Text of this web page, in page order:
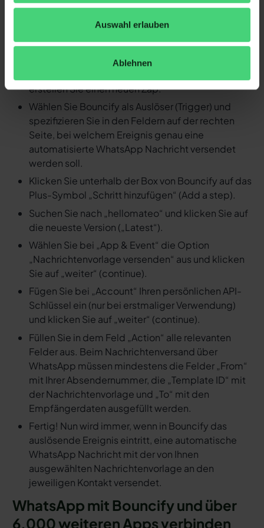
Auswahl erlauben
Ablehnen
Ereignis in Bouncify eine
automatisierte WhatsApp
Nachricht versenden
erstellen Sie einen neuen Zap.
Wählen Sie Bouncify als Auslöser (Trigger) und
spezifizieren Sie in den Feldern auf der rechten
Seite, bei welchem Ereignis genau eine
automatisierte WhatsApp Nachricht versendet
werden soll.
Klicken Sie unterhalb der Box von Bouncify auf das
Plus-Symbol „Schritt hinzufügen“ (Add a step).
Suchen Sie nach „hellomateo“ und klicken Sie auf
die neueste Version („Latest“).
Wählen Sie bei „App & Event“ die Option
„Nachrichtenvorlage versenden“ aus und klicken
Sie auf „weiter“ (continue).
Fügen Sie bei „Account“ Ihren persönlichen API-
Schlüssel ein (nur bei erstmaliger Verwendung)
und klicken Sie auf „weiter“ (continue).
Füllen Sie in dem Feld „Action“ alle relevanten
Felder aus. Beim Nachrichtenversand über
WhatsApp müssen mindestens die Felder „From“
mit Ihrer Absendernummer, die „Template ID“ mit
der Nachrichtenvorlage und „To“ mit den
Empfängerdaten ausgefüllt werden.
Fertig! Nun wird immer, wenn in Bouncify das
auslösende Ereignis eintritt, eine automatische
WhatsApp Nachricht mit der von Ihnen
ausgewählten Nachrichtenvorlage an den
jeweiligen Kontakt versendet.
WhatsApp mit Bouncify und über
6.000 weiteren Apps verbinden